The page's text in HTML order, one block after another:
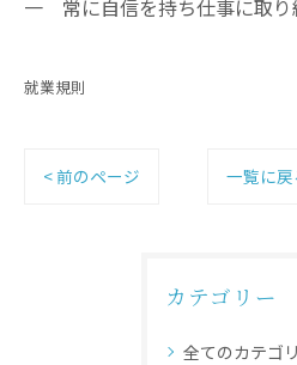
一 常に自信を持ち仕事に取り
就業規則
< 前のページ 一覧に戻
カテゴリー
全てのカテゴ